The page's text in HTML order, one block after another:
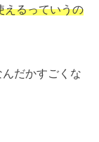
えるっていうの
んだかすごくな